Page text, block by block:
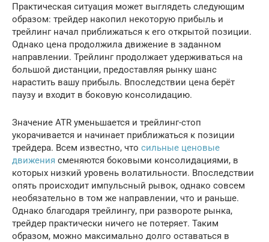
Практическая ситуация может выглядеть следующим
образом: трейдер накопил некоторую прибыль и
трейлинг начал приближаться к его открытой позиции.
Однако цена продолжила движение в заданном
направлении. Трейлинг продолжает удерживаться на
большой дистанции, предоставляя рынку шанс
нарастить вашу прибыль. Впоследствии цена берёт
паузу и входит в боковую консолидацию.
Значение ATR уменьшается и трейлинг-стоп
укорачивается и начинает приближаться к позиции
трейдера. Всем известно, что сильные ценовые
движения сменяются боковыми консолидациями, в
которых низкий уровень волатильности. Впоследствии
опять происходит импульсный рывок, однако совсем
необязательно в том же направлении, что и раньше.
Однако благодаря трейлингу, при развороте рынка,
трейдер практически ничего не потеряет. Таким
образом, можно максимально долго оставаться в